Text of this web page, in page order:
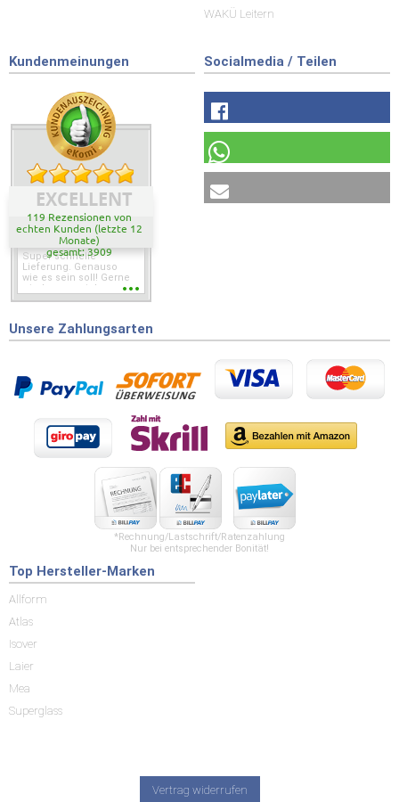
WAKÜ Leitern
Kundenmeinungen
EXCELLENT
119 Rezensionen von
echten Kunden (letzte 12
Monate)
gesamt: 3909
Super schnelle
Lieferung. Genauso
wie es sein soll! Gerne
wieder wenn ich was
Socialmedia / Teilen
Unsere Zahlungsarten
*Rechnung/Lastschrift/Ratenzahlung
Nur bei entsprechender Bonität!
Top Hersteller-Marken
Allform
Atlas
Isover
Laier
Mea
Superglass
Vertrag widerrufen